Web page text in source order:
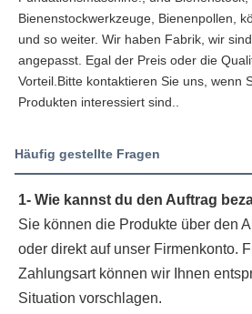
Bienenstockwerkzeuge, Bienenpollen,
und so weiter. Wir haben Fabrik, wir
angepasst. Egal der Preis oder die
Vorteil.Bitte kontaktieren Sie uns, wenn
Produkten interessiert sind..
Häufig gestellte Fragen
1- Wie kannst du den Auftrag
Sie können die Produkte über den
oder direkt auf unser Firmenkonto.
Zahlungsart können wir Ihnen
Situation vorschlagen.